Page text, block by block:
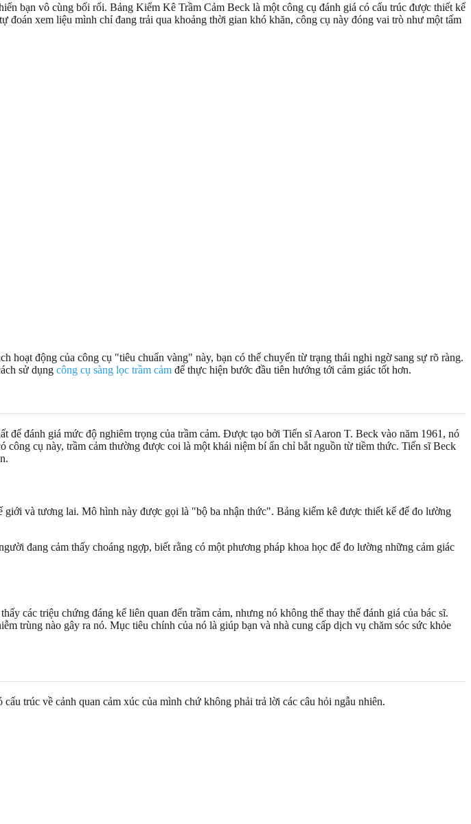
bạn vô cùng bối rối. Bảng Kiểm Kê Trầm Cảm Beck là một công cụ đánh giá có cấu trúc được thiết kế
xem liệu mình chỉ đang trải qua khoảng thời gian khó khăn, công cụ này đóng vai trò như một tấm
hoạt động của công cụ "tiêu chuẩn vàng" này, bạn có thể chuyển từ trạng thái nghi ngờ sang sự rõ ràng.
sử dụng công cụ sàng lọc trầm cảm để thực hiện bước đầu tiên hướng tới cảm giác tốt hơn.
đánh giá mức độ nghiêm trọng của trầm cảm. Được tạo bởi Tiến sĩ Aaron T. Beck vào năm 1961, nó
cụ này, trầm cảm thường được coi là một khái niệm bí ẩn chỉ bắt nguồn từ tiềm thức. Tiến sĩ Beck
và tương lai. Mô hình này được gọi là "bộ ba nhận thức". Bảng kiểm kê được thiết kế để đo lường
đang cảm thấy choáng ngợp, biết rằng có một phương pháp khoa học để đo lường những cảm giác
các triệu chứng đáng kể liên quan đến trầm cảm, nhưng nó không thể thay thế đánh giá của bác sĩ.
trùng nào gây ra nó. Mục tiêu chính của nó là giúp bạn và nhà cung cấp dịch vụ chăm sóc sức khỏe
trúc về cảnh quan cảm xúc của mình chứ không phải trả lời các câu hỏi ngẫu nhiên.